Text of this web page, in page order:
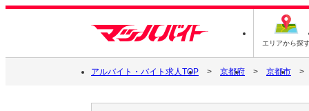
エリアから探
アルバイト・バイト求人TOP 京都府 京都市